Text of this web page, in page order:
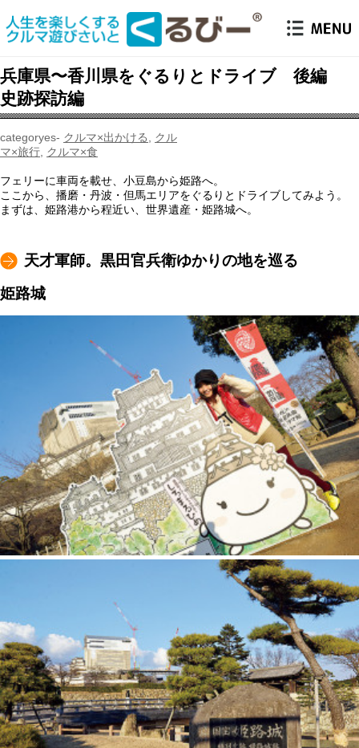
兵庫県〜香川県をぐるりとドライブ 後編
史跡探訪編
クルマ×出かける
クル
マ×旅行 クルマ×食
フェリーに車両を載せ、小豆島から姫路へ。
ここから、播磨・丹波・但馬エリアをぐるりとドライブしてみよう。
まずは、姫路港から程近い、世界遺産・姫路城へ。
天才軍師。黒田官兵衛ゆかりの地を巡る
姫路城